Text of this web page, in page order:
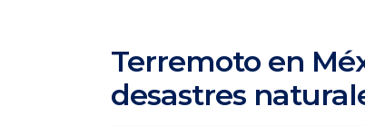
Terremoto en
desastres